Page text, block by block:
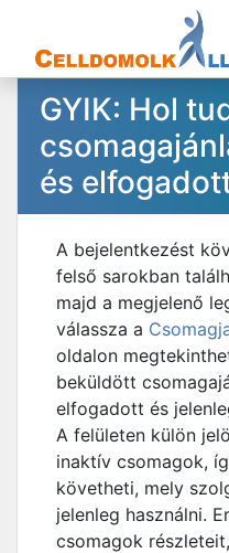
GYIK: Hol
és
A bejelentkezést
felső sarokban
majd a megjelenő
válassza a
oldalon
beküldött
elfogadott és
A felületen külön
inaktív csomagok,
követheti, mely
jelenleg használni.
csomagok